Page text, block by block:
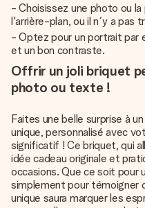
- Choisissez une photo ou
l'arrière-plan, ou il n´y a pas
- Optez pour un portrait par
et un bon contraste.
Offrir un joli briquet
photo ou texte !
Faites une belle surprise à
unique, personnalisé avec
significatif ! Ce briquet, qui
idée cadeau originale et
occasions. Que ce soit pour
simplement pour témoigner
unique saura marquer les